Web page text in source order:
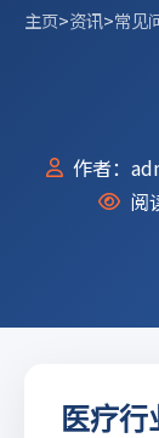
主页>资讯>常见
作者：
阅
医疗